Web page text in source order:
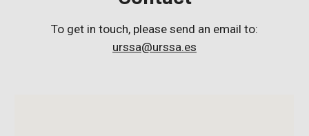
To get in touch, please send an email to:
urssa@urssa.es